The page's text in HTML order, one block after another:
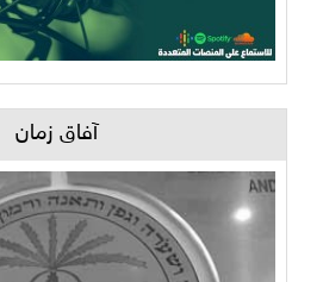
آفاق زمان